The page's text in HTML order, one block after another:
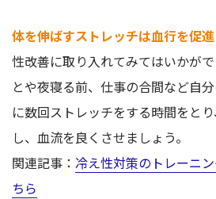
体を伸ばすストレッチは血行を促進
性改善に取り入れてみてはいかが
とや夜寝る前、仕事の合間など自
に数回ストレッチをする時間をと
し、血流を良くさせましょう。
関連記事： 冷え性対策のトレーニ
ちら